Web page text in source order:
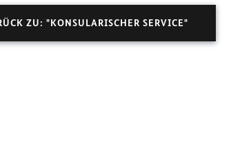
ZU: "KONSULARISCHER SERVICE"